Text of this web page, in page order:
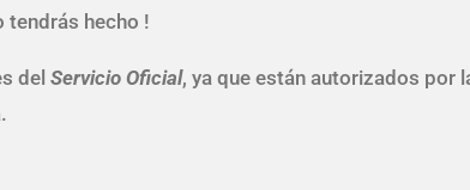
tendrás hecho !
del Servicio Oficial, ya que están autorizados por